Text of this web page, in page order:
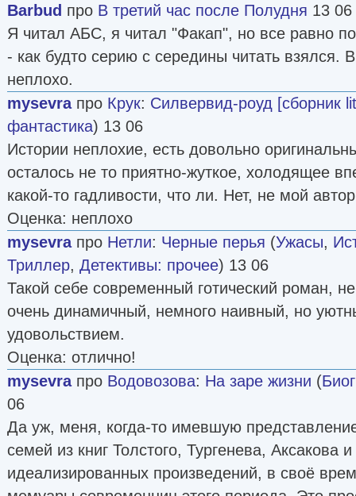
Barbud про В третий час после Полудня 13 06
Я читал АБС, я читал "Факап", но все равно
- как будто серию с середины читать взялся.
неплохо.
mysevraпро Крук: Силвервид-роуд [сборник
фантастика) 13 06
Истории неплохие, есть довольно
осталось не то приятно-жуткое, холодящее
какой-то гадливости, что ли. Нет, не мой
Оценка: неплохо
mysevraпро Нетли: Черные перья (Ужасы,
Триллер, Детективы: прочее) 13 06
Такой себе современный готический роман,
очень динамичный, немного наивный, но
удовольствием.
Оценка: отлично!
mysevraпро Водовозова: На заре жизни (
06
Да уж, меня, когда-то имевшую
семей из книг Толстого, Тургенева, Аксакова
идеализированных произведений, в своё